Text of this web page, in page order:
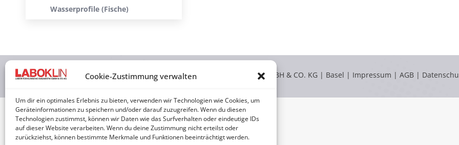
Cookie-Zustimmung verwalten
Um dir ein optimales Erlebnis zu bieten, verwenden wir Technologien wie Cookies, um
Geräteinformationen zu speichern und/oder darauf zuzugreifen. Wenn du diesen
Technologien zustimmst, können wir Daten wie das Surfverhalten oder eindeutige IDs
auf dieser Website verarbeiten. Wenn du deine Zustimmung nicht erteilst oder
zurückziehst, können bestimmte Merkmale und Funktionen beeinträchtigt werden.
Wasserprofile (Fische)
2026 © LABOKLIN GMBH & CO. KG | Basel | Impressum | AGB |